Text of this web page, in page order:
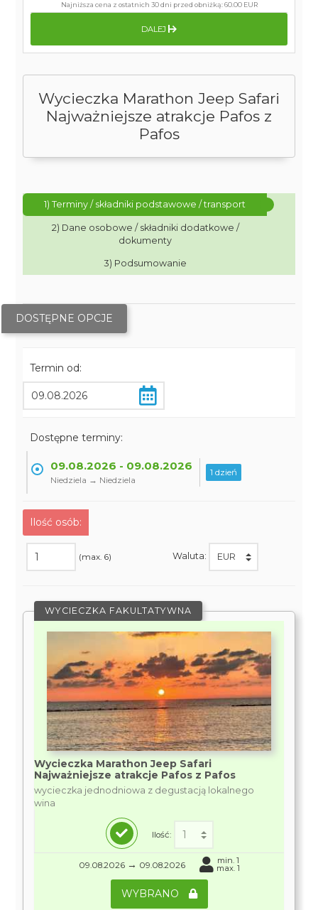
Wycieczka Marathon Jeep Safari
Najważniejsze atrakcje Pafos z
Pafos
1) Terminy / składniki podstawowe / transport
2) Dane osobowe / składniki dodatkowe /
dokumenty
3) Podsumowanie
DOSTĘPNE OPCJE
Termin od:
Dostępne terminy:
09.08.2026 - 09.08.2026
Niedziela → Niedziela
1 dzień
Ilość osób:
(max. 6) Waluta:
WYCIECZKA FAKULTATYWNA
Wycieczka Marathon Jeep Safari
Najważniejsze atrakcje Pafos z Pafos
wycieczka jednodniowa z degustacją lokalnego
wina
Ilość:
09.08.2026 → 09.08.2026 min. 1
max. 1
WYBRANO
Najniższa cena z ostatnich 30 dni przed obniżką:60.00 EUR
DALEJ